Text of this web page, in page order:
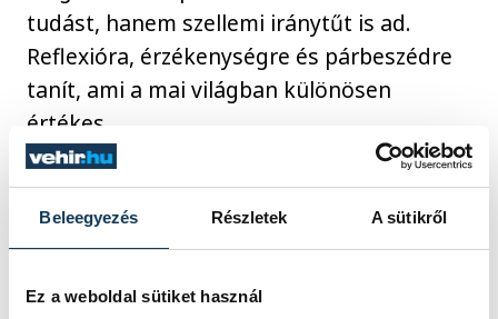
Beleegyezés Részletek A sütikről
Ez a weboldal sütiket használ
tudást, hanem szellemi iránytűt is ad.
Reflexióra, érzékenységre és párbeszédre
tanít, ami a mai világban különösen
értékes.
Kitti végzős hallgató kapta, akit közösségi
elismerésre.